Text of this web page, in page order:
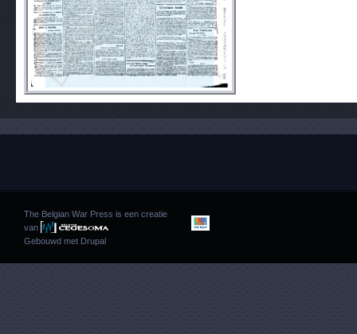
The Belgian War Press is een creatie
van
Gebouwd met Drupal